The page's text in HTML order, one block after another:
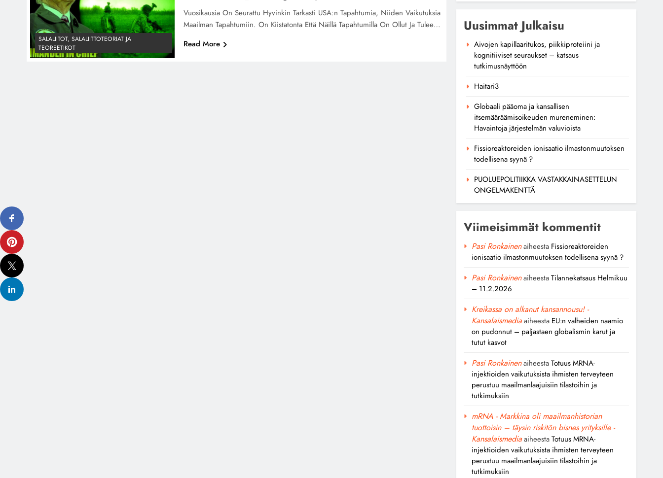
SALALIITOT, SALALIITTOTEORIAT JA
TEOREETIKOT
Vuosikausia On Seurattu Hyvinkin Tarkasti USA:n Tapahtumia, Niiden Vaikutuksia
Maailman Tapahtumiin. On Kiistatonta Että Näillä Tapahtumilla On Ollut Ja Tulee…
Read More
Uusimmat Julkaisu
Aivojen kapillaaritukos, piikkiproteiini ja
kognitiiviset seuraukset – katsaus
tutkimusnäyttöön
Haitari3
Globaali pääoma ja kansallisen
itsemääräämisoikeuden mureneminen:
Havaintoja järjestelmän valuvioista
Fissioreaktoreiden ionisaatio ilmastonmuutoksen
todellisena syynä ?
PUOLUEPOLITIIKKA VASTAKKAINASETTELUN
ONGELMAKENTTÄ
Viimeisimmät kommentit
Pasi Ronkainenaiheesta Fissioreaktoreiden
ionisaatio ilmastonmuutoksen todellisena syynä ?
Pasi RonkainenaiheestaTilannekatsaus Helmikuu
– 11.2.2026
Kreikassa on alkanut kansannousu! -
Kansalaismediaaiheesta EU:n valheiden naamio
on pudonnut – paljastaen globalismin karut ja
tutut kasvot
Pasi RonkainenaiheestaTotuus MRNA-
injektioiden vaikutuksista ihmisten terveyteen
perustuu maailmanlaajuisiin tilastoihin ja
tutkimuksiin
mRNA - Markkina oli maailmanhistorian
tuottoisin – täysin riskitön bisnes yrityksille -
KansalaismediaaiheestaTotuus MRNA-
injektioiden vaikutuksista ihmisten terveyteen
perustuu maailmanlaajuisiin tilastoihin ja
tutkimuksiin